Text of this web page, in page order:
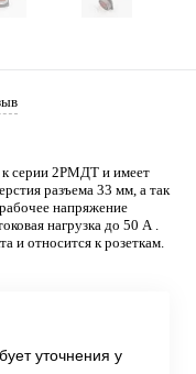
серии 2РМДТ и имеет
разъема 33 мм, а так
напряжение
нагрузка до 50 А .
и относится к розеткам.
уточнения у